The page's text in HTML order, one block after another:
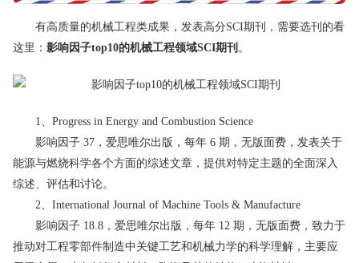
有高质量的机械工程类成果，发表高分SCI期刊，需要选刊的看
这里： 影响因子top10的机械工程领域SCI期刊 。
1、Progress in Energy and Combustion Science
影响因子 37，爱思唯尔出版，每年 6 期，无版面费，发表关于
能源与燃烧科学各个方面的综述文章，提供对特定主题的全面深入
综述、评估和讨论。
2、International Journal of Machine Tools & Manufacture
影响因子 18.8，爱思唯尔出版，每年 12 期，无版面费，致力于
推动对工程零部件制造中关键工艺和机械力学的科学理解，主要应